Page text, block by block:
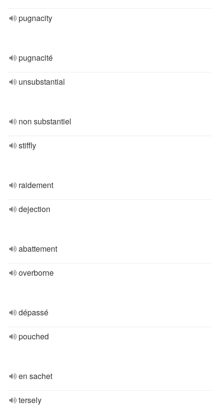
pugnacity
pugnacité
unsubstantial
non substantiel
stiffly
raidement
dejection
abattement
overborne
dépassé
pouched
en sachet
tersely